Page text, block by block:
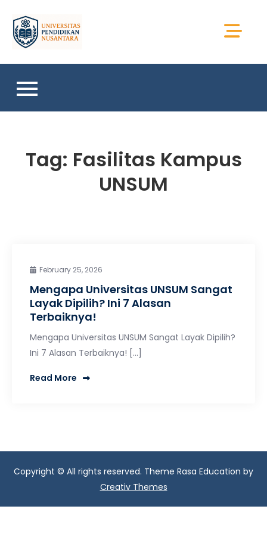
content
Tag: Fasilitas Kampus
UNSUM
February 25, 2026
Mengapa Universitas UNSUM Sangat
Layak Dipilih? Ini 7 Alasan
Terbaiknya!
Mengapa Universitas UNSUM Sangat Layak Dipilih?
Ini 7 Alasan Terbaiknya! […]
Read More
Copyright © All rights reserved. Theme Rasa Education by
Creativ Themes